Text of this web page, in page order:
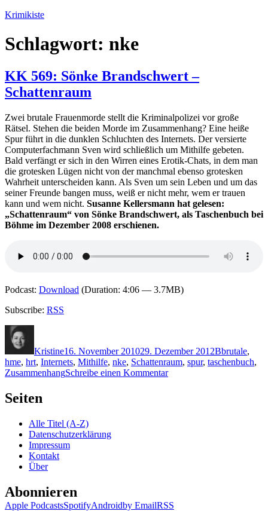
Zum
springen
Krimikiste
Schlagwort: nke
KK 569: Sönke Brandschwert –
Schattenraum
Zwei brutale Frauenmorde stellt die Kriminalpolizei vor große
Rätsel. Stehen die beiden Morde im Zusammenhang? Eine heiße
Spur führt in die dunklen Schluchten des Internets. Der versierte
Computerfachmann Sven wird schließlich um Mithilfe gebeten.
Bald verfängt er sich in den Wirren eines Erotik-Chats, in dem man
die grotesken Lügen nicht von der manchmal ebenso grotesken
Wahrheit unterscheiden kann. Als Sven um sein Leben und um das
seiner Freunde bangen muss, weiß er nicht mehr, wem er trauen
kann und wem nicht. Susanne Kellersmann hat gelesen:
„Schattenraum“ von Sönke Brandschwert, als Taschenbuch bei
Böhme im Dezember 2008 erschienen.
Podcast: Download (Duration: 4:06 — 3.7MB)
Subscribe: RSS
Kristine16. November 201029. Dezember 2012Bbrutale,
hme, hrt, Internets, Mithilfe, nke, Schattenraum, spur, taschenbuch,
ZusammenhangSchreibe einen Kommentarzu
Seiten
Alle Titel (A-Z)
Datenschutzerklärung
Impressum
Kontakt
Über
Abonnieren
Apple PodcastsSpotifyAndroidby EmailRSS